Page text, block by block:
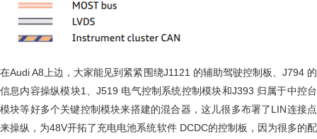
在Audi A8上边，大家能见到紧紧围绕J1121 的辅助驾驶控制板、J794 的
信息内容操纵模块1、J519 电气控制系统控制模块和J393 归属于中控台
模块等好多个关键控制模块来搭建的混合器，这儿很多布署了LIN连接点
来操纵，为48V开拓了充电电池系统软件 DCDC的控制板，因为很多的配